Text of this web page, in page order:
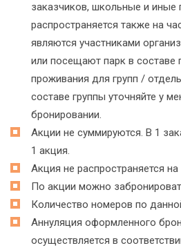
заказчиков, школьные и иные
распространяется также на
являются участниками
или посещают парк в составе
проживания для групп /
составе группы уточняйте у
бронировании.
Акции не суммируются. В 1
1 акция.
Акция не распространяется
По акции можно
Количество номеров по
Аннуляция оформленного
осуществляется в